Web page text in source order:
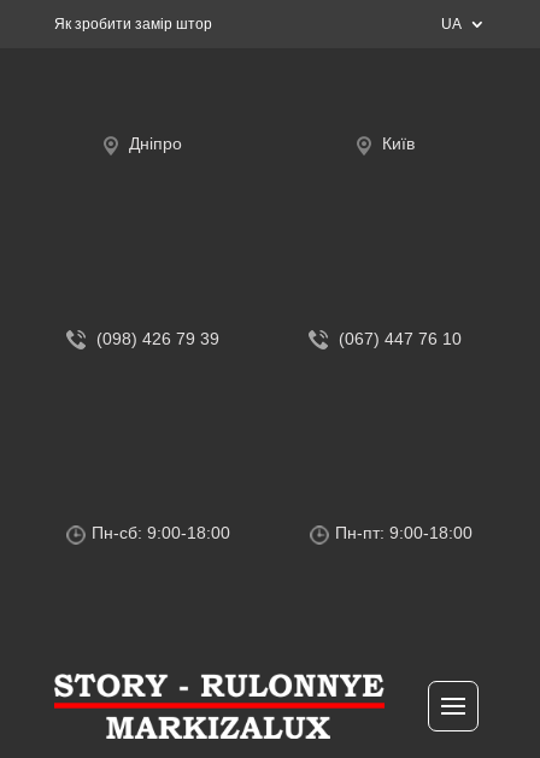
Як зробити замір штор UA
Дніпро
(098) 426 79 39
Пн-сб: 9:00-18:00
Київ
(067) 447 76 10
Пн-пт: 9:00-18:00